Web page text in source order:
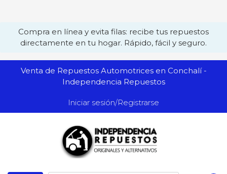
Compra en línea y evita filas: recibe tus repuestos
directamente en tu hogar. Rápido, fácil y seguro.
Venta de Repuestos Automotrices en Conchalí -
Independencia Repuestos
Iniciar sesión/Registrarse